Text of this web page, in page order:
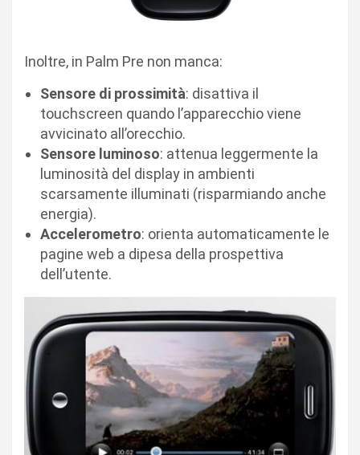
Inoltre, in Palm Pre non manca:
Sensore di prossimità: disattiva il
touchscreen quando l’apparecchio viene
avvicinato all’orecchio.
Sensore luminoso: attenua leggermente la
luminosità del display in ambienti
scarsamente illuminati (risparmiando anche
energia).
Accelerometro: orienta automaticamente le
pagine web a dipesa della prospettiva
dell’utente.